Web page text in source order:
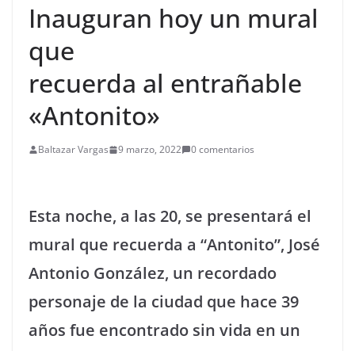
Inauguran hoy un mural
que
recuerda al entrañable
«Antonito»
Baltazar Vargas 9 marzo, 2022 0 comentarios
Esta noche, a las 20, se presentará el
mural que recuerda a “Antonito”, José
Antonio González, un recordado
personaje de la ciudad que hace 39
años fue encontrado sin vida en un